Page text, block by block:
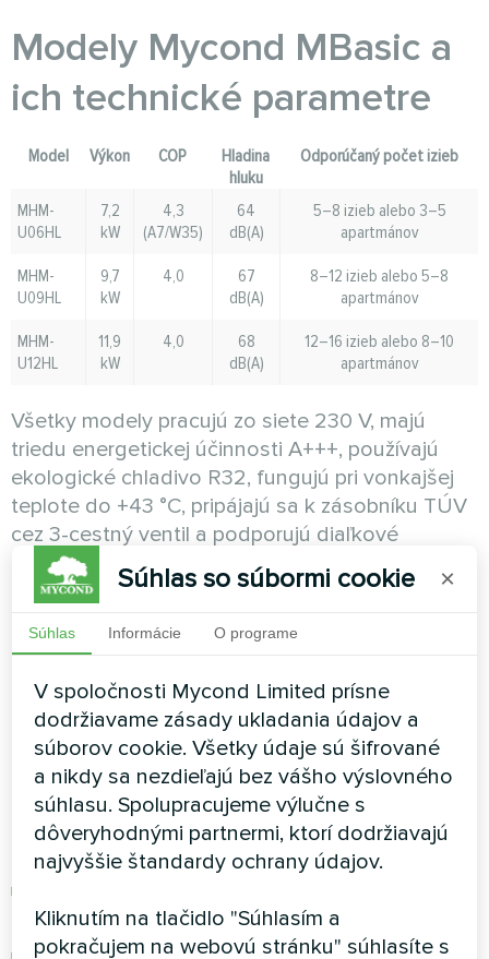
Modely Mycond MBasic a
ich technické parametre
Model Výkon COP
Hladina
hluku
Odporúčaný počet izieb
MHM-
U06HL
7,2
kW
4,3
(A7/W35)
64
dB(A)
5–8 izieb alebo 3–5
apartmánov
MHM-
U09HL
9,7
kW
4,0
67
dB(A)
8–12 izieb alebo 5–8
apartmánov
MHM-
U12HL
11,9
kW
4,0
68
dB(A)
12–16 izieb alebo 8–10
apartmánov
Všetky modely pracujú zo siete 230 V, majú
triedu energetickej účinnosti A+++, používajú
ekologické chladivo R32, fungujú pri vonkajšej
teplote do +43 °C, pripájajú sa k zásobníku TÚV
cez 3-cestný ventil a podporujú diaľkové
ovládanie cez aplikáciu
Mycond App
Kedy je vhodné zvoliť
Mycond MBasic pre váš
objekt
Riešenie pre obmedzený
rozpočet
dodatočný hydromodul vo vnútri objektu
Súhlas so súbormi cookie ×
Súhlas Informácie O programe
V spoločnosti Mycond Limited prísne
dodržiavame zásady ukladania údajov a
súborov cookie. Všetky údaje sú šifrované
a nikdy sa nezdieľajú bez vášho výslovného
súhlasu. Spolupracujeme výlučne s
dôveryhodnými partnermi, ktorí dodržiavajú
najvyššie štandardy ochrany údajov.
Kliknutím na tlačidlo "Súhlasím a
pokračujem na webovú stránku" súhlasíte s